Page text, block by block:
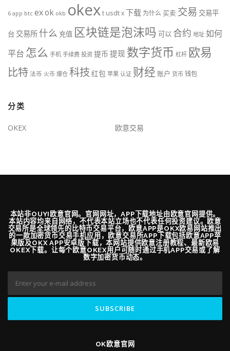
6 app btc exok okb okext usdtx下载 为什么 买卖 交易 交易平
台 交易所 什么 充值 区块链是泡沫吗 可以 合约 地址 如何
平台 怎么 手机 手续费 投资 提币 提现 数字货币 杠杆 欧易
比特法币 火币 爆仓 科技 红包 苹果 认证 财经 账户 货币 钱包
分类
OKEX 欧意交易
本站非OUYI欧意官网。官网网址，APP下载地址由欧意官网提供。
本站内容均来自网络，不代表本站立场也不代表任何投资建议。欧意
交易所是全球领先的比特币交易平台，欧意APP是OKX欧易网站推出
的一款加密货币交易手机应用，欧意交易所APP下载包括欧意APP苹
果版及OKX APP安卓版下载，本网站提供欧意注册教程、最新欧易
OKEX下载。让每个欧意OKEX用户可随时通过手机APP交易或了解
数字加密货币动态。
OK欧意官网